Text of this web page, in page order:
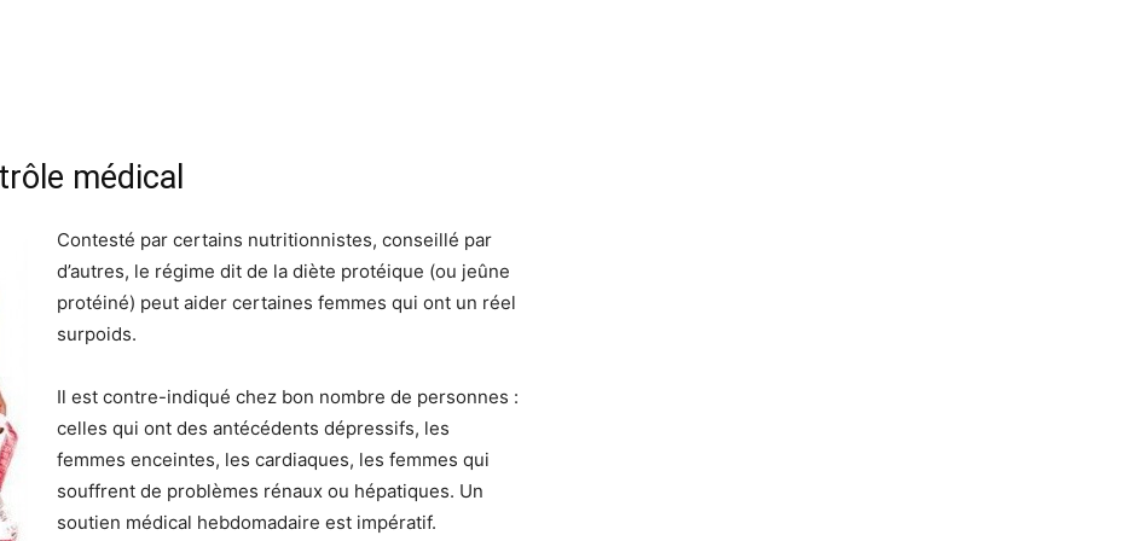
médical
Contesté par certains nutritionnistes, conseillé par
d’autres, le régime dit de la diète protéique (ou jeûne
protéiné) peut aider certaines femmes qui ont un réel
surpoids.
Il est contre-indiqué chez bon nombre de personnes :
celles qui ont des antécédents dépressifs, les
femmes enceintes, les cardiaques, les femmes qui
souffrent de problèmes rénaux ou hépatiques. Un
soutien médical hebdomadaire est impératif.